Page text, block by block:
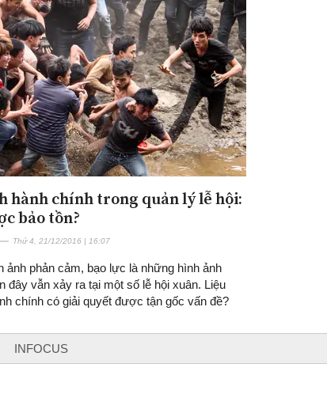
hành chính trong quản lý lễ hội:
bảo tồn?
Thứ 4, 21/12/2016 | 16:07
ảnh phản cảm, bạo lực là những hình ảnh
đây vẫn xảy ra tại một số lễ hội xuân. Liệu
chính có giải quyết được tận gốc vấn đề?
INFOCUS